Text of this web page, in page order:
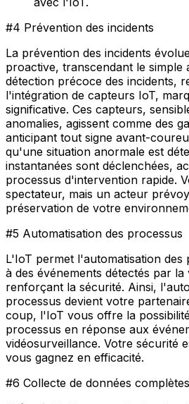
#4 Prévention des incidents
La prévention des incidents
proactive, transcendant le simple
détection précoce des incidents,
l'intégration de capteurs IoT,
significative. Ces capteurs,
anomalies, agissent comme des
anticipant tout signe avant-
qu'une situation anormale est
instantanées sont déclenchées,
processus d'intervention rapide.
spectateur, mais un acteur
préservation de votre
#5 Automatisation des processus
L'IoT permet l'automatisation
à des événements détectés par
renforçant la sécurité. Ainsi,
processus devient votre
coup, l'IoT vous offre la
processus en réponse aux
vidéosurveillance. Votre sécurité
vous gagnez en efficacité.
#6 Collecte de données complètes